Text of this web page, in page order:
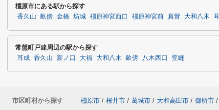
橿原市にある駅から探す
香久山 畝傍 金橋 坊城 橿原神宮西口 橿原神宮前 真菅 大和八木
常盤町戸建周辺の駅から探す
耳成 香久山 新ノ口 大福 大和八木 畝傍 八木西口 笠縫
市区町村から探す 橿原市 / 桜井市 / 葛城市 / 大和高田市 / 御所市 /